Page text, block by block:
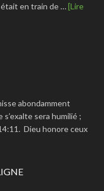
était en train de …[Lire
abondamment
s’exalte sera humilié ;
Dieu honore ceux